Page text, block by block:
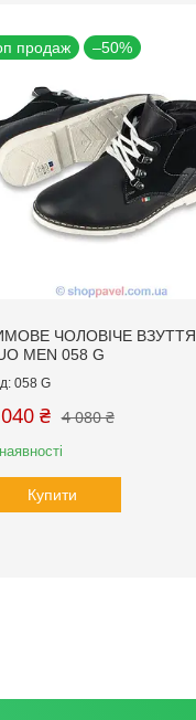
продаж –50%
ЧОЛОВІЧЕ ВЗУТТЯ
MEN 058 G
058 G
4 080 ₴
₴
Купити